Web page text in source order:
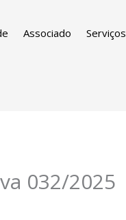
Associado Serviços
032/2025